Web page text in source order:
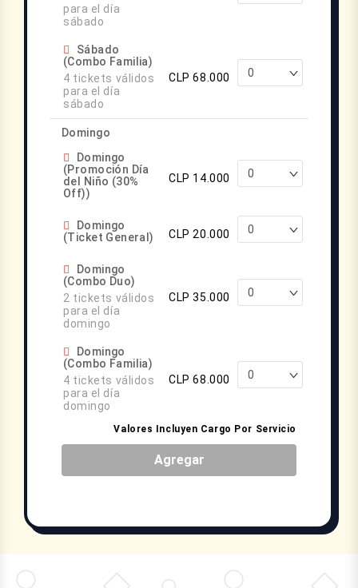
para el día
sábado
Sábado
(Combo Familia)
4 tickets válidos
para el día
sábado
CLP 68.000
Domingo
Domingo
(Promoción Día
del Niño (30%
Off))
CLP 14.000
Domingo
(Ticket General)
CLP 20.000
Domingo
(Combo Duo)
2 tickets válidos
para el día
domingo
CLP 35.000
Domingo
(Combo Familia)
4 tickets válidos
para el día
domingo
CLP 68.000
Valores Incluyen Cargo Por Servicio
Agregar